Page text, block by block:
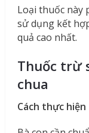
Loại thuốc này
sử dụng kết
quả cao nhất.
Thuốc trừ
chua
Cách thực hiện